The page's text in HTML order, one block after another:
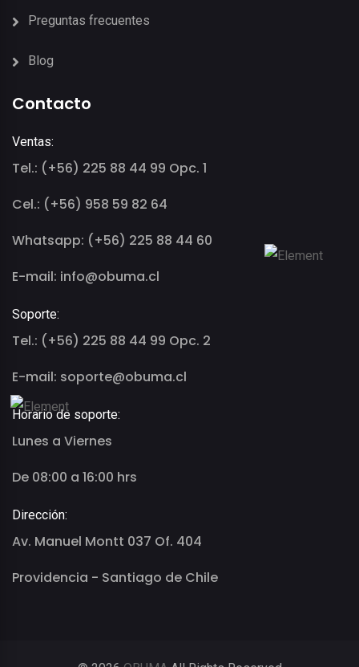
Preguntas frecuentes
Blog
Contacto
Ventas:
Tel.: (+56) 225 88 44 99 Opc. 1
Cel.: (+56) 958 59 82 64
Whatsapp: (+56) 225 88 44 60
E-mail: info@obuma.cl
Soporte:
Tel.: (+56) 225 88 44 99 Opc. 2
E-mail: soporte@obuma.cl
Horario de soporte:
Lunes a Viernes
De 08:00 a 16:00 hrs
Dirección:
Av. Manuel Montt 037 Of. 404
Providencia - Santiago de Chile